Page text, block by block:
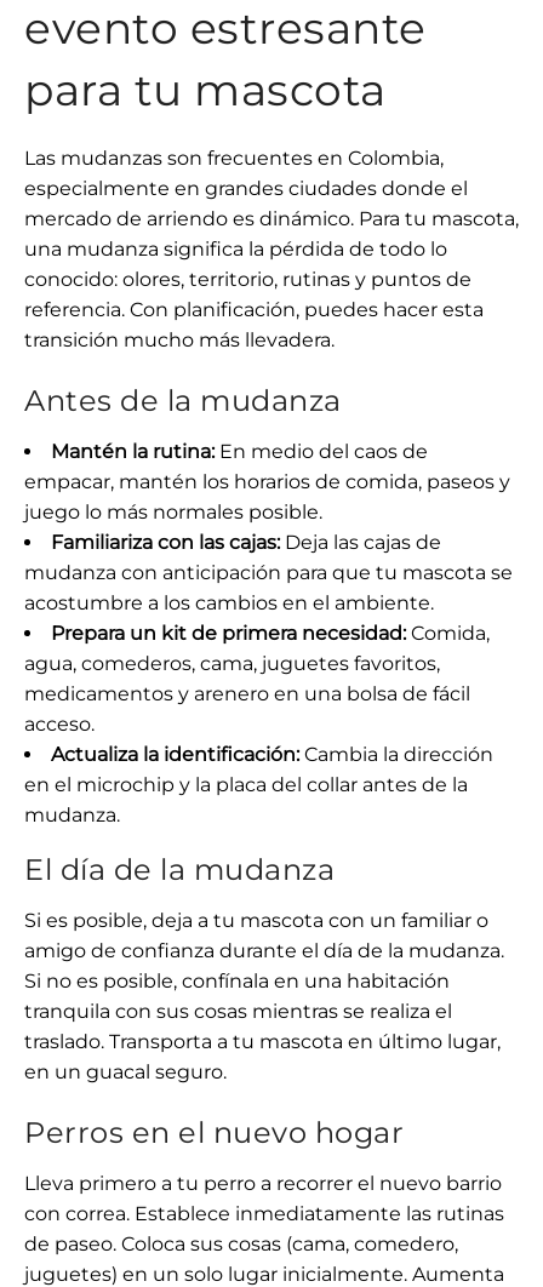
evento estresante
para tu mascota
Las mudanzas son frecuentes en Colombia,
especialmente en grandes ciudades donde el
mercado de arriendo es dinámico. Para tu mascota,
una mudanza significa la pérdida de todo lo
conocido: olores, territorio, rutinas y puntos de
referencia. Con planificación, puedes hacer esta
transición mucho más llevadera.
Antes de la mudanza
Mantén la rutina:En medio del caos de
empacar, mantén los horarios de comida, paseos y
juego lo más normales posible.
Familiariza con las cajas:Deja las cajas de
mudanza con anticipación para que tu mascota se
acostumbre a los cambios en el ambiente.
Prepara un kit de primera necesidad:Comida,
agua, comederos, cama, juguetes favoritos,
medicamentos y arenero en una bolsa de fácil
acceso.
Actualiza la identificación:Cambia la dirección
en el microchip y la placa del collar antes de la
mudanza.
El día de la mudanza
Si es posible, deja a tu mascota con un familiar o
amigo de confianza durante el día de la mudanza.
Si no es posible, confínala en una habitación
tranquila con sus cosas mientras se realiza el
traslado. Transporta a tu mascota en último lugar,
en un guacal seguro.
Perros en el nuevo hogar
Lleva primero a tu perro a recorrer el nuevo barrio
con correa. Establece inmediatamente las rutinas
de paseo. Coloca sus cosas (cama, comedero,
juguetes) en un solo lugar inicialmente. Aumenta